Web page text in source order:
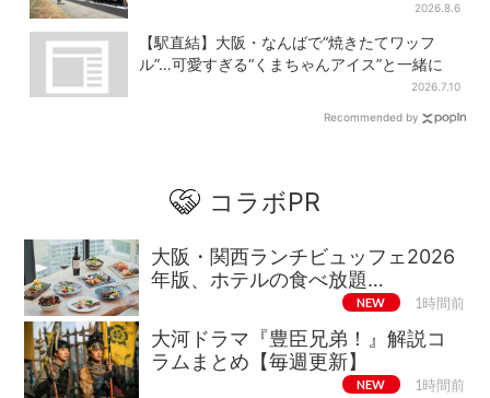
2026.8.6
【駅直結】大阪・なんばで“焼きたてワッフ
ル”…可愛すぎる“くまちゃんアイス”と一緒に
2026.7.10
Recommended by
コラボPR
大阪・関西ランチビュッフェ2026
年版、ホテルの食べ放題…
NEW 1時間前
大河ドラマ『豊臣兄弟！』解説コ
ラムまとめ【毎週更新】
NEW 1時間前